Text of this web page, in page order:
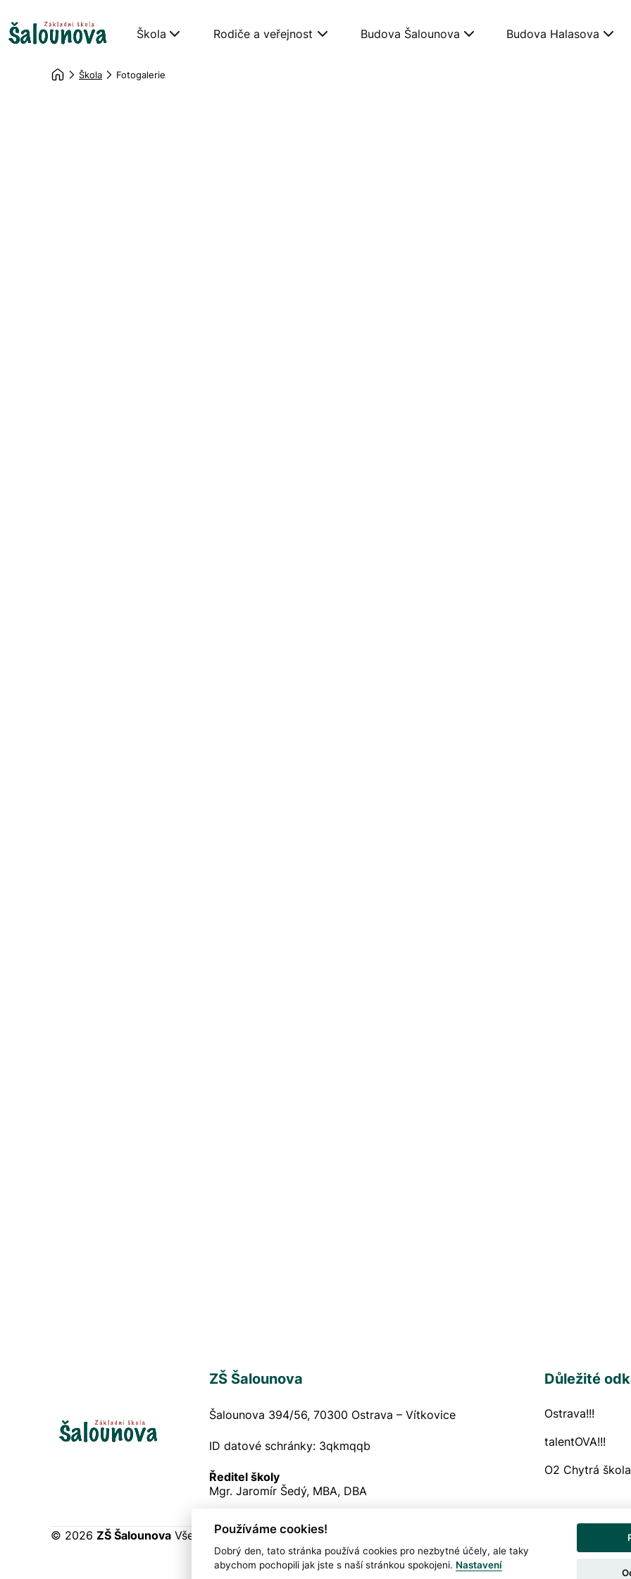
Škola Rodiče a veřejnost Budova Šalounova Budova Halasova
Škola Fotogalerie
ZŠ Šalounova
Šalounova 394/56, 70300 Ostrava – Vítkovice
ID datové schránky: 3qkmqqb
Ředitel školy
Mgr. Jaromír Šedý, MBA, DBA
Důležité
Ostrava!!!
talentOVA!!!
O2 Chytrá škola
© 2026 ZŠ Šalounova Všechna práva vyhrazena Prohlášení o
Používáme cookies!
Dobrý den, tato stránka používá cookies pro nezbytné účely, ale taky
abychom pochopili jak jste s naší stránkou spokojeni. Nastavení